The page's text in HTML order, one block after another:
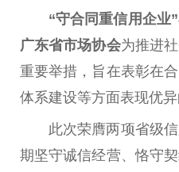
“守合同重信用企业”
广东省市场协会为推进
重要举措，旨在表彰在
体系建设等方面表现优异
此次荣膺两项省级
期坚守诚信经营、恪守